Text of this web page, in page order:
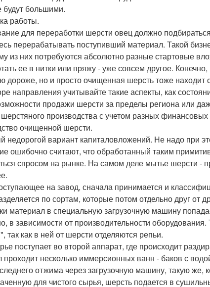
будут большими.
работы.
для переработки шерсти овец должно
перерабатывать поступивший материал. Такой
из них потребуются абсолютно разные стартовые
ее в нитки или пряжу - уже совсем другое.
дороже, но и просто очищенная шерсть тоже находит
направления учитывайте такие аспекты, как
продажи шерсти за пределы региона или
производства с учетом разных
очищенной шерсти.
недорогой вариант капиталовложений. Не надо при
ошибочно считают, что обработанный таким
спросом на рынке. На самом деле мытье шерсти -
на завод, сначала принимается и
по сортам, которые потом отдельно друг от
материал в специальную загрузочную машину
в зависимости от производительности
так как в ней от шерсти отделяются репьи.
поступает во второй аппарат, где происходит
проходит несколько иммерсионных ванн - баков с
отжима через загрузочную машину, такую
для чистого сырья, шерсть подается в